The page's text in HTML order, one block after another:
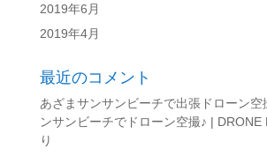
2019年6月
2019年4月
最近のコメント
あざまサンサンビーチで出張ドローン空
ンサンビーチでドローン空撮♪ | DRONE
り